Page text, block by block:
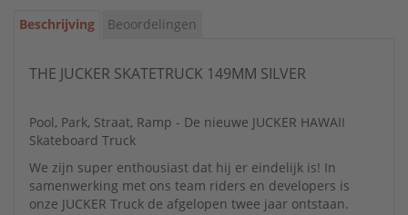
Beschrijving Beoordelingen
THE JUCKER SKATETRUCK 149MM SILVER
Pool, Park, Straat, Ramp - De nieuwe JUCKER HAWAII
Skateboard Truck
We zijn super enthousiast dat hij er eindelijk is! In
samenwerking met ons team riders en developers is
onze JUCKER Truck de afgelopen twee jaar ontstaan.